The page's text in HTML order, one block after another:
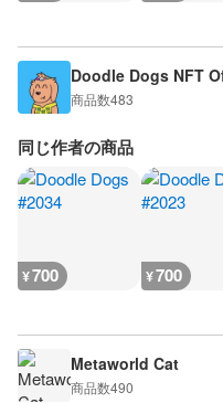
Doodle Dogs NFT
商品数483
同じ作者の商品
¥700 ¥700
Metaworld Cat
商品数490